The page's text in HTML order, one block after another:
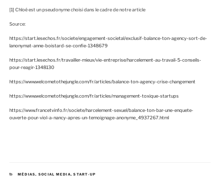
[1] Chloé est un pseudonyme choisi dans le cadre de notre article
Source:
https://start.lesechos.fr/societe/engagement-societal/exclusif-balance-ton-agency-sort-de-
lanonymat-anne-boistard-se-confie-1348679
https://start.lesechos.fr/travailler-mieux/vie-entreprise/harcelement-au-travail-5-conseils-
pour-reagir-1348130
https://www.welcometothejungle.com/fr/articles/balance-ton-agency-crise-changement
https://www.welcometothejungle.com/fr/articles/management-toxique-startups
https://www.francetvinfo.fr/societe/harcelement-sexuel/balance-ton-bar-une-enquete-
ouverte-pour-viol-a-nancy-apres-un-temoignage-anonyme_4937267.html
C
MÉDIAS, SOCIAL MEDIA,START-UP